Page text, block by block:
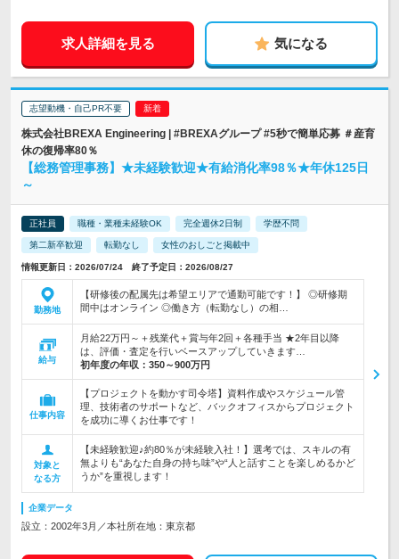
求人詳細を見る 気になる
志望動機・自己PR不要
株式会社BREXA Engineering | #BREXAグループ #5秒で簡単応募 ＃産育
休の復帰率80％
【総務管理事務】★未経験歓迎★有給消化率98％★年休125日
～
正社員 職種・業種未経験OK 完全週休2日制 学歴不問
第二新卒歓迎 転勤なし 女性のおしごと掲載中
情報更新日：2026/07/24 終了予定日：2026/08/27
勤務地
【研修後の配属先は希望エリアで通勤可能です！】 ◎研修期
間中はオンライン ◎働き方（転勤なし）の相…
給与
月給22万円～＋残業代＋賞与年2回＋各種手当 ★2年目以降
は、評価・査定を行いベースアップしていきます…
初年度の年収： 350～900万円
仕事内容
【プロジェクトを動かす司令塔】資料作成やスケジュール管
理、技術者のサポートなど、バックオフィスからプロジェクト
を成功に導くお仕事です！
対象と
なる方
【未経験歓迎♪約80％が未経験入社！】選考では、スキルの有
無よりも“あなた自身の持ち味”や“人と話すことを楽しめるかど
うか”を重視します！
企業データ
設立：2002年3月／本社所在地：東京都